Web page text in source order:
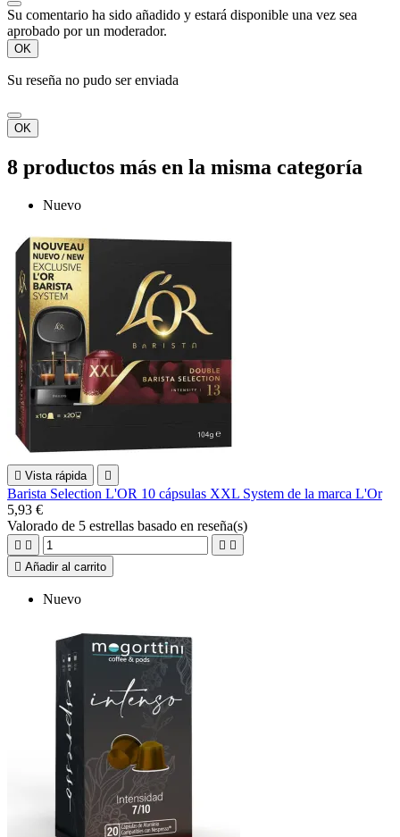
Su comentario ha sido añadido y estará disponible una vez sea
aprobado por un moderador.
OK
Su reseña no pudo ser enviada
OK
8 productos más en la misma categoría
Nuevo
 Vista rápida 
Barista Selection L'OR 10 cápsulas XXL System de la marca L'Or
5,93 €
Valorado de 5 estrellas basado en reseña(s)
   
 Añadir al carrito
Nuevo